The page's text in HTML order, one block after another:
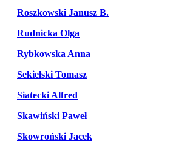
Roszkowski Janusz B.
Rudnicka Olga
Rybkowska Anna
Sekielski Tomasz
Siatecki Alfred
Skawiński Paweł
Skowroński Jacek